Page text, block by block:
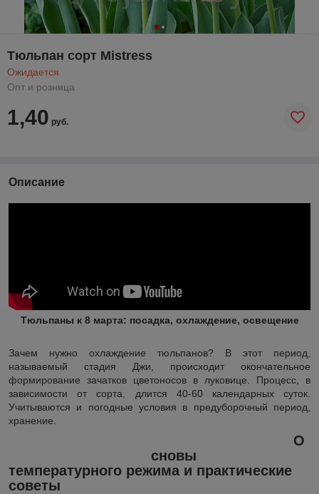
Тюльпан сорт Mistress
Ожидается
Опт и розница
1,40 руб.
Описание
Тюльпаны к 8 марта: посадка, охлаждение, освещение
Зачем нужно охлаждение тюльпанов? В этот период,
называемый стадия Джи, происходит окончательное
формирование зачатков цветоносов в луковице. Процесс, в
зависимости от сорта, длится 40-60 календарных суток.
Учитываются и погодные условия в предуборочный период,
хранение.
О
сновы
температурного режима и практические
советы